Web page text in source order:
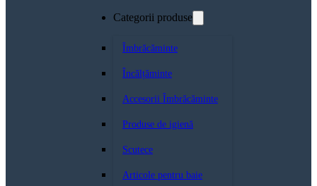
Categorii produse
Îmbrăcăminte
Încălțăminte
Accesorii Îmbrăcăminte
Produse de igienă
Scutece
Articole pentru baie